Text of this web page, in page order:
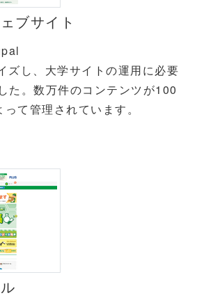
ブサイト
ズし、大学サイトの運用に必要
た。数万件のコンテンツが100
て管理されています。